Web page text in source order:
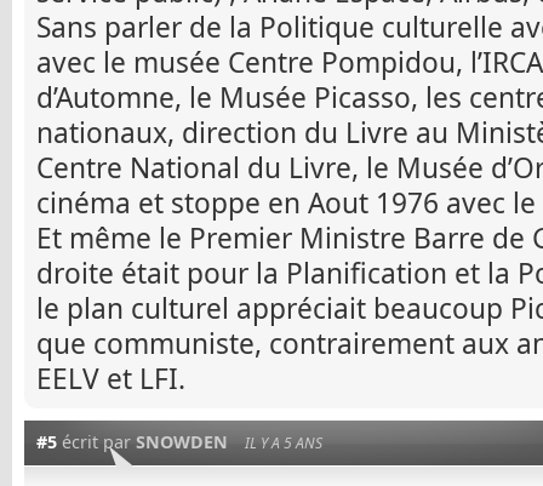
Sans parler de la Politique culturelle
avec le musée Centre Pompidou,
d’Automne, le Musée Picasso, les
nationaux, direction du Livre au
Centre National du Livre, le Musée
cinéma et stoppe en Aout 1976 avec
Et même le Premier Ministre Barre de
droite était pour la Planification et la
le plan culturel appréciait beaucoup
que communiste, contrairement aux
EELV et LFI.
#5 écrit par SNOWDEN IL Y A 5 ANS